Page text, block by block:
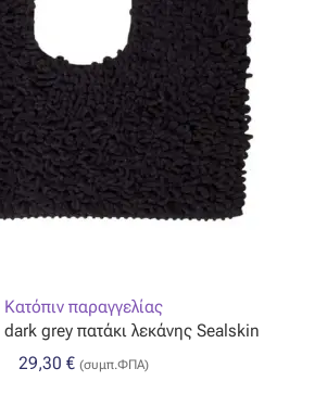
Κατόπιν παραγγελίας
grey πατάκι λεκάνης Sealskin
29,30 € (συμπ.ΦΠΑ)